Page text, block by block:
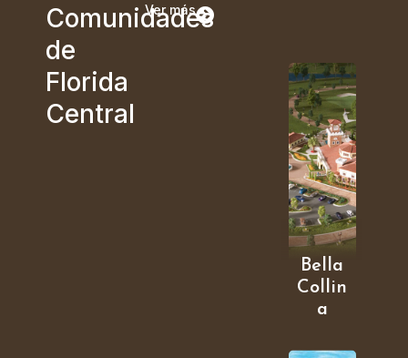
Comunidades
de
Florida
Central
Ver más
Bella
Collin
a